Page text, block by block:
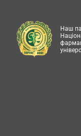
Наш